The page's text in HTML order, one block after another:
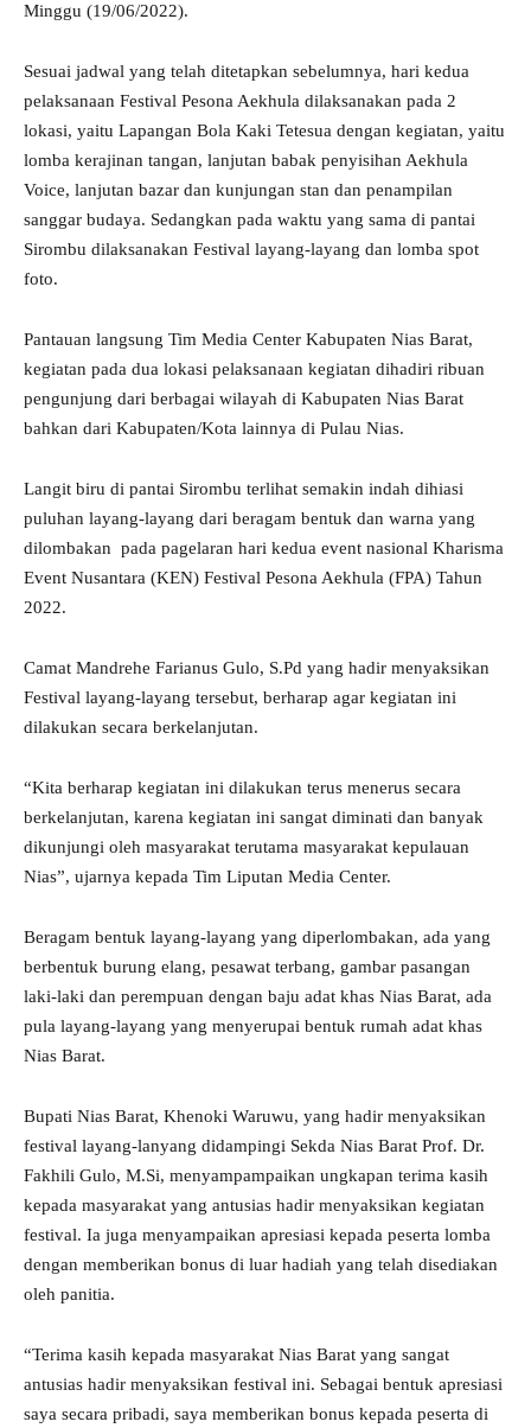
Minggu (19/06/2022).
Sesuai jadwal yang telah ditetapkan sebelumnya, hari kedua
pelaksanaan Festival Pesona Aekhula dilaksanakan pada 2
lokasi, yaitu Lapangan Bola Kaki Tetesua dengan kegiatan, yaitu
lomba kerajinan tangan, lanjutan babak penyisihan Aekhula
Voice, lanjutan bazar dan kunjungan stan dan penampilan
sanggar budaya. Sedangkan pada waktu yang sama di pantai
Sirombu dilaksanakan Festival layang-layang dan lomba spot
foto.
Pantauan langsung Tim Media Center Kabupaten Nias Barat,
kegiatan pada dua lokasi pelaksanaan kegiatan dihadiri ribuan
pengunjung dari berbagai wilayah di Kabupaten Nias Barat
bahkan dari Kabupaten/Kota lainnya di Pulau Nias.
Langit biru di pantai Sirombu terlihat semakin indah dihiasi
puluhan layang-layang dari beragam bentuk dan warna yang
dilombakan pada pagelaran hari kedua event nasional Kharisma
Event Nusantara (KEN) Festival Pesona Aekhula (FPA) Tahun
2022.
Camat Mandrehe Farianus Gulo, S.Pd yang hadir menyaksikan
Festival layang-layang tersebut, berharap agar kegiatan ini
dilakukan secara berkelanjutan.
“Kita berharap kegiatan ini dilakukan terus menerus secara
berkelanjutan, karena kegiatan ini sangat diminati dan banyak
dikunjungi oleh masyarakat terutama masyarakat kepulauan
Nias”, ujarnya kepada Tim Liputan Media Center.
Beragam bentuk layang-layang yang diperlombakan, ada yang
berbentuk burung elang, pesawat terbang, gambar pasangan
laki-laki dan perempuan dengan baju adat khas Nias Barat, ada
pula layang-layang yang menyerupai bentuk rumah adat khas
Nias Barat.
Bupati Nias Barat, Khenoki Waruwu, yang hadir menyaksikan
festival layang-lanyang didampingi Sekda Nias Barat Prof. Dr.
Fakhili Gulo, M.Si, menyampampaikan ungkapan terima kasih
kepada masyarakat yang antusias hadir menyaksikan kegiatan
festival. Ia juga menyampaikan apresiasi kepada peserta lomba
dengan memberikan bonus di luar hadiah yang telah disediakan
oleh panitia.
“Terima kasih kepada masyarakat Nias Barat yang sangat
antusias hadir menyaksikan festival ini. Sebagai bentuk apresiasi
saya secara pribadi, saya memberikan bonus kepada peserta di